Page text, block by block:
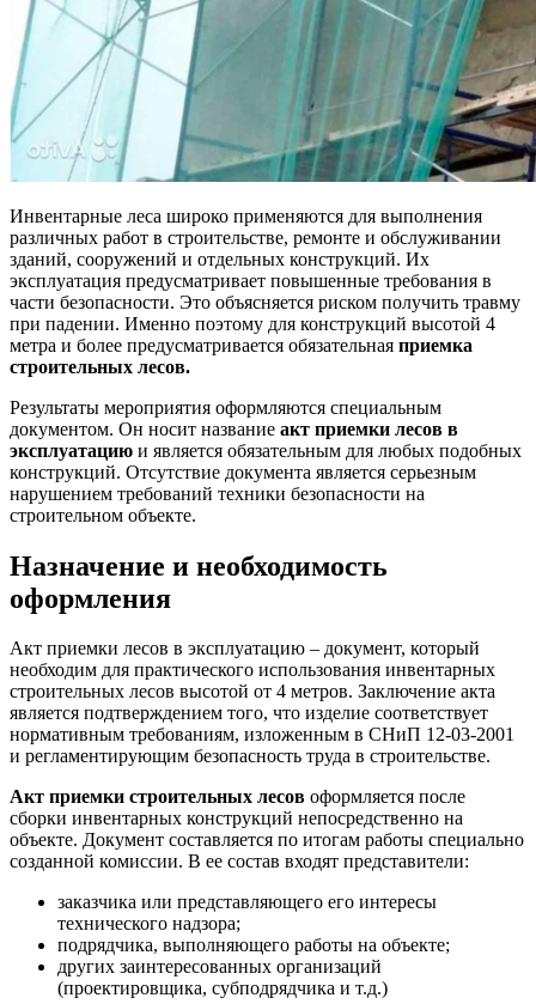
Инвентарные леса широко применяются для выполнения
различных работ в строительстве, ремонте и обслуживании
зданий, сооружений и отдельных конструкций. Их
эксплуатация предусматривает повышенные требования в
части безопасности. Это объясняется риском получить травму
при падении. Именно поэтому для конструкций высотой 4
метра и более предусматривается обязательная приемка
строительных лесов.
Результаты мероприятия оформляются специальным
документом. Он носит название акт приемки лесов в
эксплуатацию и является обязательным для любых подобных
конструкций. Отсутствие документа является серьезным
нарушением требований техники безопасности на
строительном объекте.
Назначение и необходимость
оформления
Акт приемки лесов в эксплуатацию – документ, который
необходим для практического использования инвентарных
строительных лесов высотой от 4 метров. Заключение акта
является подтверждением того, что изделие соответствует
нормативным требованиям, изложенным в СНиП 12-03-2001
и регламентирующим безопасность труда в строительстве.
Акт приемки строительных лесов оформляется после
сборки инвентарных конструкций непосредственно на
объекте. Документ составляется по итогам работы специально
созданной комиссии. В ее состав входят представители:
заказчика или представляющего его интересы
технического надзора;
подрядчика, выполняющего работы на объекте;
других заинтересованных организаций
(проектировщика, субподрядчика и т.д.)